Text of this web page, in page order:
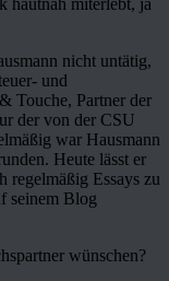
nicht untätig,
und
Touche, Partner der
der von der CSU
war Hausmann
Heute lässt er
regelmäßig Essays zu
seinem Blog
wünschen?